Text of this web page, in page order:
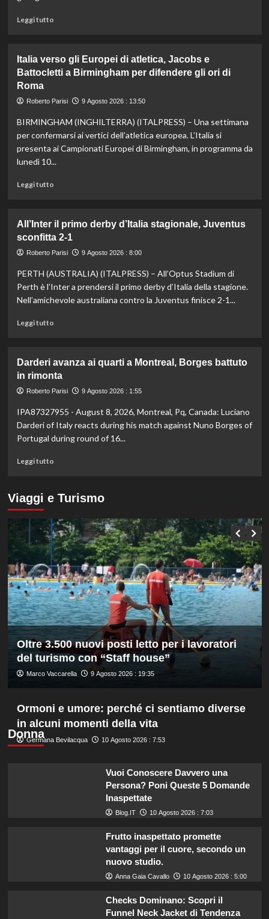
Leggi tuttoLeggi
Sinner
salta
Cincinnati
un
problema
al
ginocchio
destro:
sto
preparazione
per
Us
Open”
Italia verso gli Europei di atletica, Jacobs e
Battocletti a Birmingham per difendere gli ori di
Roma
Roberto Parisi 9 Agosto 2026 : 13:50
BIRMINGHAM (INGHILTERRA) (ITALPRESS) – Una settimana
per confermarsi ai vertici dell’atletica europea. L’Italia si
presenta ai Campionati Europei di Birmingham, in programma da
lunedì 10...
Leggi tuttoLeggi
Italia
verso
gli
di
atletica,
Jacobs
difendere
gli
ori
Roma
All’Inter il primo derby d’Italia stagionale, Juventus
sconfitta 2-1
Roberto Parisi 9 Agosto 2026 : 8:00
PERTH (AUSTRALIA) (ITALPRESS) – All’Optus Stadium di
Perth è l’Inter a prendersi il primo derby d’Italia della stagione.
Nell’amichevole australiana contro la Juventus finisce 2-1...
Leggi tuttoLeggi
All’Inter
il
primo
d’Italia
stagionale,
Juventus
Darderi avanza ai quarti a Montreal, Borges battuto
in rimonta
Roberto Parisi 9 Agosto 2026 : 1:55
IPA87327955 - August 8, 2026, Montreal, Pq, Canada: Luciano
Darderi of Italy reacts during his match against Nuno Borges of
Portugal during round of 16...
Leggi tuttoLeggi
su
Darderi
avanza
ai
quarti
a
Montreal,
Borges
battuto
in
rimonta
Viaggi e Turismo
Oltre 3.500 nuovi posti letto per i lavoratori
del turismo con “Staff house”
Marco Vaccarella 9 Agosto 2026 : 19:35
Donna
Ormoni e umore: perché ci sentiamo diverse
in alcuni momenti della vita
Germana Bevilacqua 10 Agosto 2026 : 7:53
Vuoi Conoscere Davvero una
Persona? Poni Queste 5 Domande
Inaspettate
Blog.IT 10 Agosto 2026 : 7:03
Frutto inaspettato promette
vantaggi per il cuore, secondo un
nuovo studio.
Anna Gaia Cavallo 10 Agosto 2026 : 5:00
Checks Dominano: Scopri il
Funnel Neck Jacket di Tendenza